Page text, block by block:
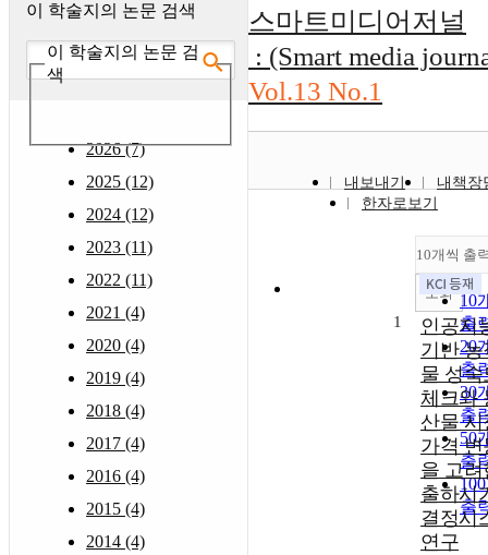
이 학술지의 논문 검색
이 학술지의 논문 검
색
2026 (7)
2025 (12)
2024 (12)
2023 (11)
2022 (11)
2021 (4)
2020 (4)
2019 (4)
2018 (4)
2017 (4)
2016 (4)
2015 (4)
2014 (4)
스마트미디어저널
: (Smart media
Vol.13 No.1
내보내기
내책장
한자로보기
10개씩 출
10
출
20
출
30
출
50
출
출
조회
1
인공지
기반 농
물 성숙
체크와
산물 시
가격 변
을 고려
출하시
결정시
연구